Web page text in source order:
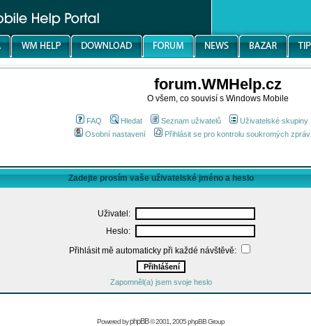
forum.WMHelp.cz
O všem, co souvisí s Windows Mobile
FAQ Hledat Seznam uživatelů Uživatelské skupiny
Osobní nastavení
Přihlásit se pro kontrolu soukromých zpráv
Zadejte prosím vaše uživatelské jméno a heslo
Uživatel:
Heslo:
Přihlásit mě automaticky při každé návštěvě:
Zapomněl(a) jsem svoje heslo
Powered byphpBB© 2001, 2005 phpBB Group